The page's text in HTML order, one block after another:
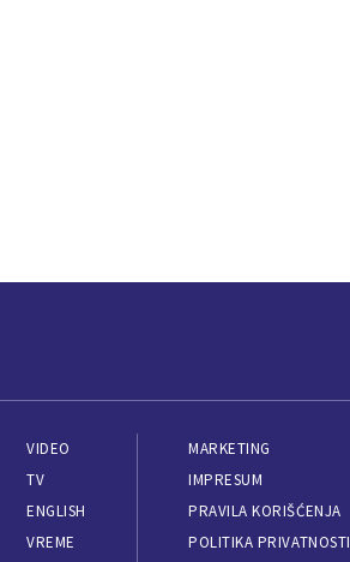
VIDEO
TV
ENGLISH
VREME
MARKETING
IMPRESUM
PRAVILA KORIŠĆENJA
POLITIKA PRIVATNOSTI